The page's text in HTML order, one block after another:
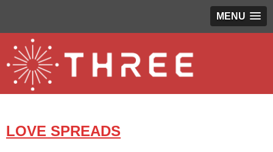
MENU
LOVE SPREADS